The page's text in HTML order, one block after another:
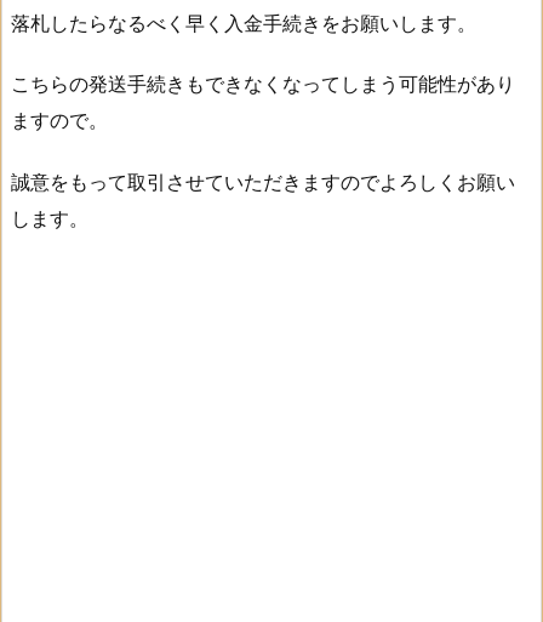
落札したらなるべく早く入金手続きをお願いします。
こちらの発送手続きもできなくなってしまう可能性があり
ますので。
誠意をもって取引させていただきますのでよろしくお願い
します。